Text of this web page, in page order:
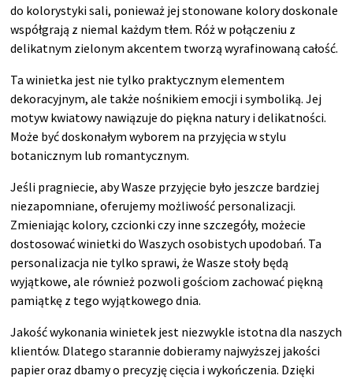
do kolorystyki sali, ponieważ jej stonowane kolory doskonale
współgrają z niemal każdym tłem. Róż w połączeniu z
delikatnym zielonym akcentem tworzą wyrafinowaną całość.
Ta winietka jest nie tylko praktycznym elementem
dekoracyjnym, ale także nośnikiem emocji i symboliką. Jej
motyw kwiatowy nawiązuje do piękna natury i delikatności.
Może być doskonałym wyborem na przyjęcia w stylu
botanicznym lub romantycznym.
Jeśli pragniecie, aby Wasze przyjęcie było jeszcze bardziej
niezapomniane, oferujemy możliwość personalizacji.
Zmieniając kolory, czcionki czy inne szczegóły, możecie
dostosować winietki do Waszych osobistych upodobań. Ta
personalizacja nie tylko sprawi, że Wasze stoły będą
wyjątkowe, ale również pozwoli gościom zachować piękną
pamiątkę z tego wyjątkowego dnia.
Jakość wykonania winietek jest niezwykle istotna dla naszych
klientów. Dlatego starannie dobieramy najwyższej jakości
papier oraz dbamy o precyzję cięcia i wykończenia. Dzięki